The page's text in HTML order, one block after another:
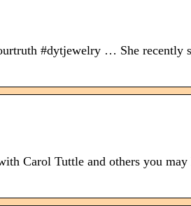
#dytjewelry … She recently
Carol Tuttle and others you